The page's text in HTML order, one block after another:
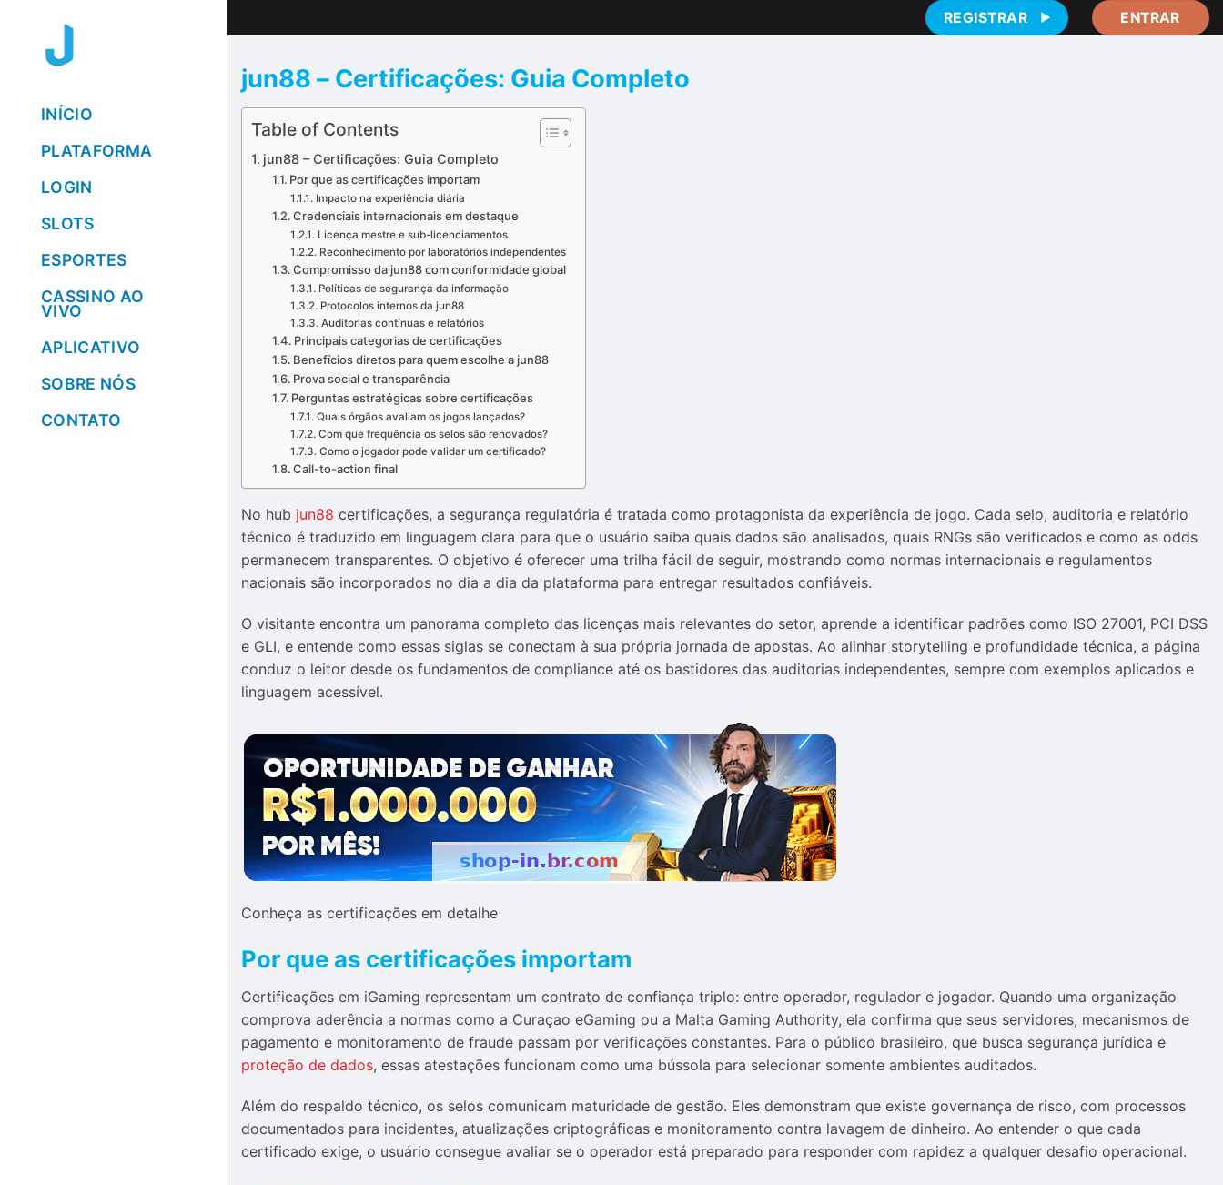
to
INÍCIO
PLATAFORMA
LOGIN
SLOTS
ESPORTES
CASSINO AO
VIVO
APLICATIVO
SOBRE NÓS
CONTATO
REGISTRAR ENTRAR
jun88 – Certificações: Guia Completo
Table of Contents
jun88 – Certificações: Guia Completo
Por que as certificações importam
Impacto na experiência diária
Credenciais internacionais em destaque
Licença mestre e sub-licenciamentos
Reconhecimento por laboratórios independentes
Compromisso da jun88 com conformidade global
Políticas de segurança da informação
Protocolos internos da jun88
Auditorias contínuas e relatórios
Principais categorias de certificações
Benefícios diretos para quem escolhe a jun88
Prova social e transparência
Perguntas estratégicas sobre certificações
Quais órgãos avaliam os jogos lançados?
Com que frequência os selos são renovados?
Como o jogador pode validar um certificado?
Call-to-action final
No hub jun88 certificações, a segurança regulatória é tratada como protagonista da experiência de jogo. Cada selo, auditoria e relatório
técnico é traduzido em linguagem clara para que o usuário saiba quais dados são analisados, quais RNGs são verificados e como as odds
permanecem transparentes. O objetivo é oferecer uma trilha fácil de seguir, mostrando como normas internacionais e regulamentos
nacionais são incorporados no dia a dia da plataforma para entregar resultados confiáveis.
O visitante encontra um panorama completo das licenças mais relevantes do setor, aprende a identificar padrões como ISO 27001, PCI DSS
e GLI, e entende como essas siglas se conectam à sua própria jornada de apostas. Ao alinhar storytelling e profundidade técnica, a página
conduz o leitor desde os fundamentos de compliance até os bastidores das auditorias independentes, sempre com exemplos aplicados e
linguagem acessível.
Conheça as certificações em detalhe
Por que as certificações importam
Certificações em iGaming representam um contrato de confiança triplo: entre operador, regulador e jogador. Quando uma organização
comprova aderência a normas como a Curaçao eGaming ou a Malta Gaming Authority, ela confirma que seus servidores, mecanismos de
pagamento e monitoramento de fraude passam por verificações constantes. Para o público brasileiro, que busca segurança jurídica e
proteção de dados, essas atestações funcionam como uma bússola para selecionar somente ambientes auditados.
Além do respaldo técnico, os selos comunicam maturidade de gestão. Eles demonstram que existe governança de risco, com processos
documentados para incidentes, atualizações criptográficas e monitoramento contra lavagem de dinheiro. Ao entender o que cada
certificado exige, o usuário consegue avaliar se o operador está preparado para responder com rapidez a qualquer desafio operacional.